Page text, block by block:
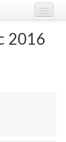
2016